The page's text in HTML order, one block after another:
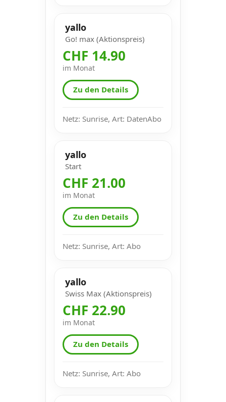
yallo
Go! max (Aktionspreis)
CHF 14.90
im Monat
Zu den Details
Netz: Sunrise, Art: DatenAbo
yallo
Start
CHF 21.00
im Monat
Zu den Details
Netz: Sunrise, Art: Abo
yallo
Swiss Max (Aktionspreis)
CHF 22.90
im Monat
Zu den Details
Netz: Sunrise, Art: Abo